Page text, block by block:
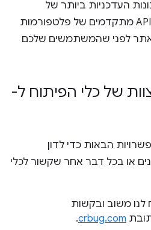
העדכניות ביותר של
DevTools, לבדוק ממשקי API מתקדמים של פלטפורמות
לפני שהמשתמשים שלכם
של כלי הפיתוח ל-
הבאות כדי לדון
או בכל דבר אחר שקשור לכלי
לנו משוב ובקשות
crbug.com
.